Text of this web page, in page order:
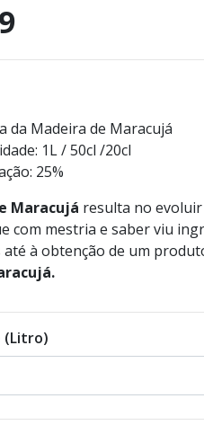
da Madeira de Maracujá
1L / 50cl /20cl
25%
Maracujá resulta no
com mestria e saber viu
até à obtenção de um
(Litro)